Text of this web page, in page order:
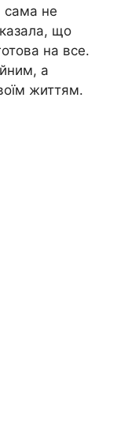
сама не
що
на все.
а
життям.